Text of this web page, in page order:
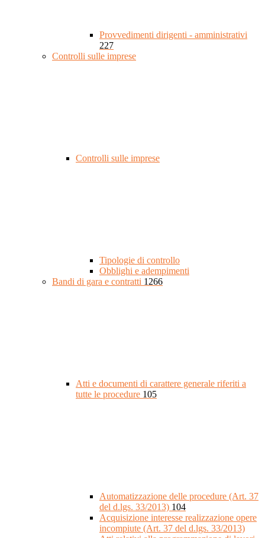
Provvedimenti dirigenti - amministrativi
227
Controlli sulle imprese
Controlli sulle imprese
Tipologie di controllo
Obblighi e adempimenti
Bandi di gara e contratti 1266
Atti e documenti di carattere generale riferiti a
tutte le procedure 105
Automatizzazione delle procedure (Art. 37
del d.lgs. 33/2013) 104
Acquisizione interesse realizzazione opere
incompiute (Art. 37 del d.lgs. 33/2013)